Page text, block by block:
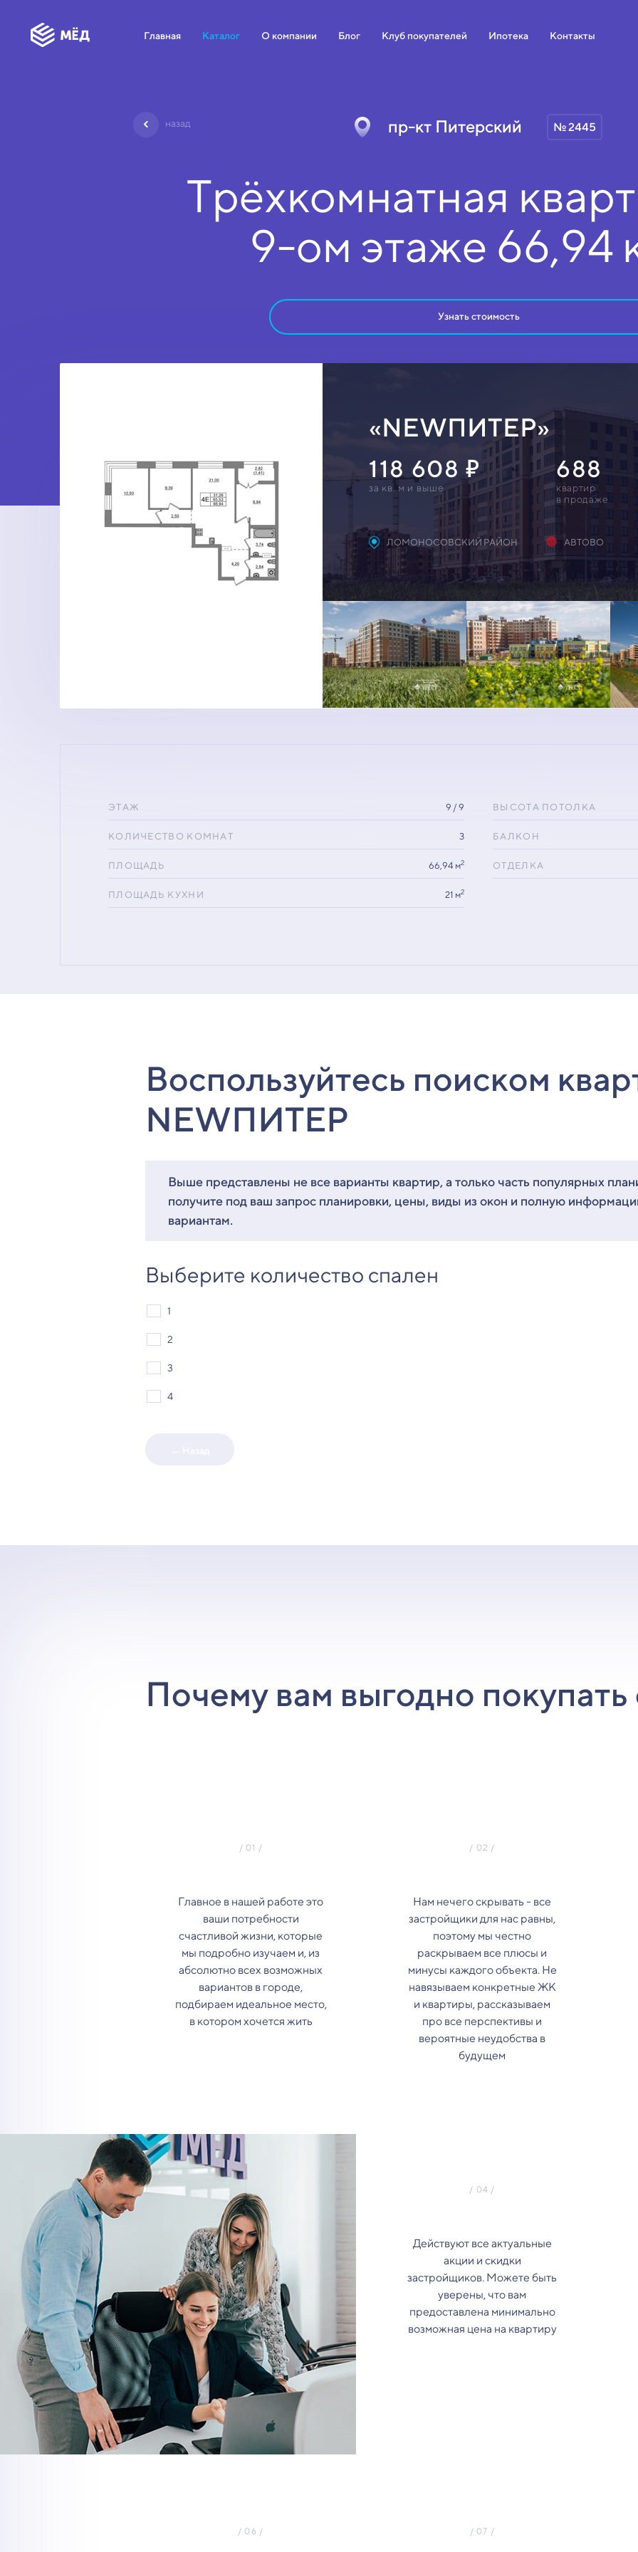
Главная Каталог О компании Блог Клуб покупателей Ипотека Контакты
назад пр-кт Питерский № 2445
Трёхкомнатная
9-ом этаже 66,94
Узнать стоимость
«NEWПИТЕР»
118 608
за кв. м и выше
688
квартир
в продаже
ЛОМОНОСОВСКИЙ РАЙОН АВТОВО
ЭТАЖ 9 / 9
КОЛИЧЕСТВО КОМНАТ 3
ПЛОЩАДЬ 66,94 м2
ПЛОЩАДЬ КУХНИ 21 м2
ВЫСОТА ПОТОЛКА
БАЛКОН
ОТДЕЛКА
Воспользуйтесь поиском
NEWПИТЕР
Выше представлены не все варианты квартир, а только часть популярных
получите под ваш запрос планировки, цены, виды из окон и полную
вариантам.
Выберите количество спален
1
2
3
4
Почему вам выгодно покупать
Главное в нашей работе это
ваши потребности
счастливой жизни, которые
мы подробно изучаем и, из
абсолютно всех возможных
вариантов в городе,
подбираем идеальное место,
в котором хочется жить
Нам нечего скрывать - все
застройщики для нас равны,
поэтому мы честно
раскрываем все плюсы и
минусы каждого объекта. Не
навязываем конкретные ЖК
и квартиры, рассказываем
про все перспективы и
вероятные неудобства в
будущем
Действуют все актуальные
акции и скидки
застройщиков. Можете быть
уверены, что вам
предоставлена минимально
возможная цена на квартиру